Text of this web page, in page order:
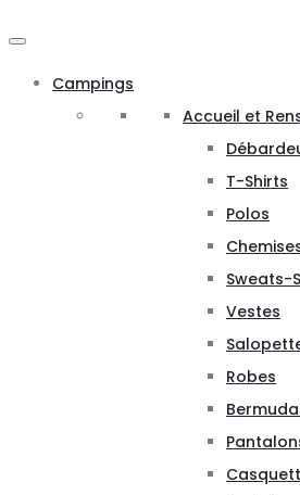
Campings
Accueil et
T-Shirts
Polos
Sweats-
Vestes
Robes